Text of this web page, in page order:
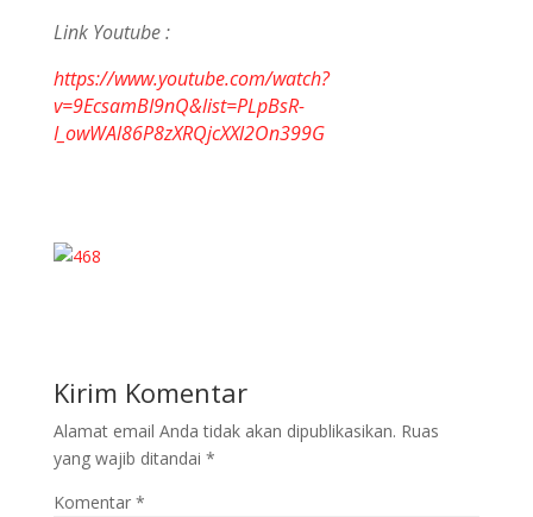
Link Youtube :
https://www.youtube.com/watch?
v=9EcsamBI9nQ&list=PLpBsR-
I_owWAl86P8zXRQjcXXl2On399G
Kirim Komentar
Alamat email Anda tidak akan dipublikasikan. Ruas
yang wajib ditandai *
Komentar *